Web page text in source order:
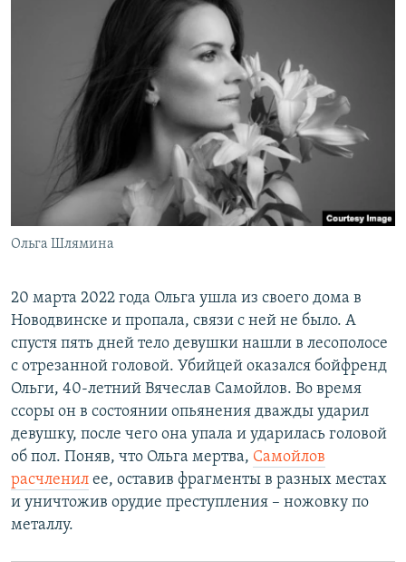
Ольга Шлямина
20 марта 2022 года Ольга ушла из своего дома в
Новодвинске и пропала, связи с ней не было. А
спустя пять дней тело девушки нашли в лесополосе
с отрезанной головой. Убийцей оказался бойфренд
Ольги, 40-летний Вячеслав Самойлов. Во время
ссоры он в состоянии опьянения дважды ударил
девушку, после чего она упала и ударилась головой
об пол. Поняв, что Ольга мертва, Самойлов
расчленил ее, оставив фрагменты в разных местах
и уничтожив орудие преступления – ножовку по
металлу.